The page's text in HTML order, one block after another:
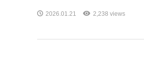
2026.01.21 2,238 views